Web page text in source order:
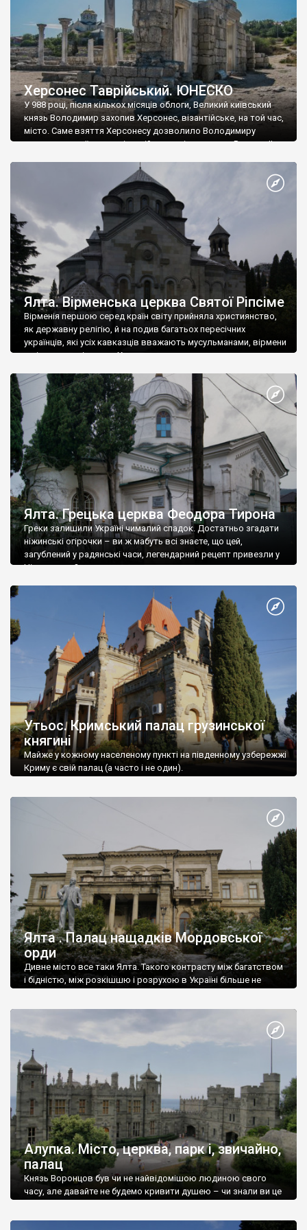
Херсонес Таврійський. ЮНЕСКО
У 988 році, після кількох місяців облоги, Великий київський
князь Володимир захопив Херсонес, візантійське, на той час,
місто. Саме взяття Херсонесу дозволило Володимиру
диктувати свої умови візантійському імператору Василю ІІ, та
Херсонесі Володимир-язичник, став Василем-християнином.
А потім було Хрещення Русі. На честь Херсонесу Таврійського
Ялта. Вірменська церква Святої Ріпсіме
Вірменія першою серед країн світу прийняла християнство,
як державну релігію, й на подив багатьох пересічних
українців, які усіх кавказців вважають мусульманами, вірмени
є відданими вірянами Христа
Ялта. Грецька церква Феодора Тирона
Греки залишили Україні чималий спадок. Достатньо згадати
ніжинські огірочки – ви ж мабуть всі знаєте, що цей,
загублений у радянські часи, легендарний рецепт привезли у
Ніжин греки?
Утьос. Кримський палац грузинської
княгині
Майже у кожному населеному пункті на південному узбережжі
Криму є свій палац (а часто і не один).
Ялта . Палац нащадків Мордовської
орди
Дивне місто все таки Ялта. Такого контрасту між багатством
і бідністю, між розкішшю і розрухою в Україні більше не
Алупка. Місто, церква, парк і, звичайно,
палац
Князь Воронцов був чи не найвідомішою людиною свого
часу, але давайте не будемо кривити душею – чи знали ви це